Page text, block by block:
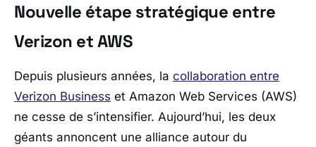
Nouvelle étape stratégique entre
Verizon et AWS
Depuis plusieurs années, la collaboration entre
Verizon Business et Amazon Web Services (AWS)
ne cesse de s’intensifier. Aujourd’hui, les deux
géants annoncent une alliance autour du